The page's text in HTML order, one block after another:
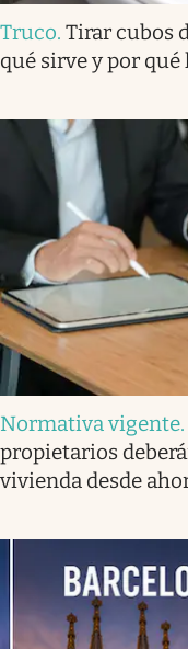
Truco. Tirar cubos
qué sirve y por
Normativa vigente.
propietarios
vivienda desde